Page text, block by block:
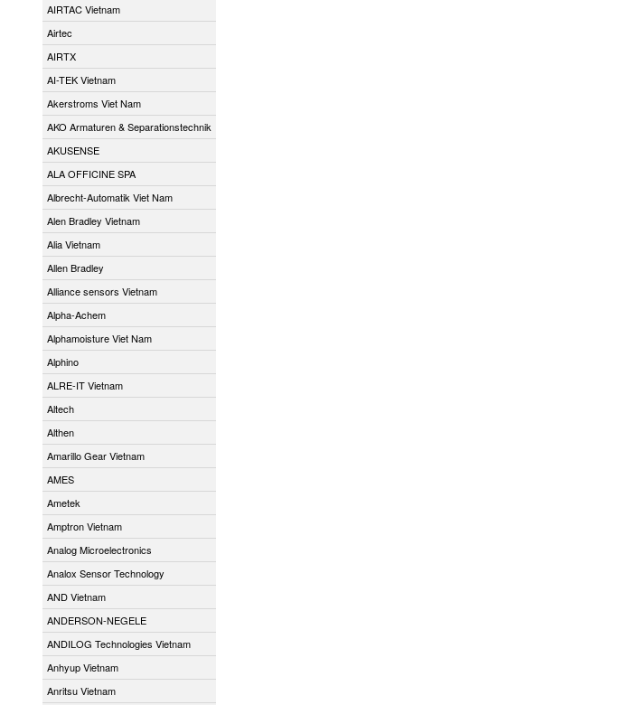
AIRTAC Vietnam
Airtec
AIRTX
AI-TEK Vietnam
Akerstroms Viet Nam
AKO Armaturen & Separationstechnik
AKUSENSE
ALA OFFICINE SPA
Albrecht-Automatik Viet Nam
Alen Bradley Vietnam
Alia Vietnam
Allen Bradley
Alliance sensors Vietnam
Alpha-Achem
Alphamoisture Viet Nam
Alphino
ALRE-IT Vietnam
Altech
Althen
Amarillo Gear Vietnam
AMES
Ametek
Amptron Vietnam
Analog Microelectronics
Analox Sensor Technology
AND Vietnam
ANDERSON-NEGELE
ANDILOG Technologies Vietnam
Anhyup Vietnam
Anritsu Vietnam